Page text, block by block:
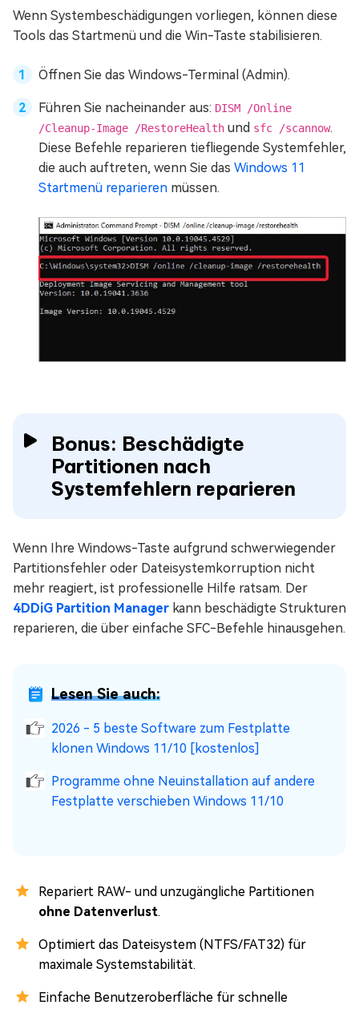
Wenn Systembeschädigungen vorliegen, können diese
Tools das Startmenü und die Win-Taste stabilisieren.
Öffnen Sie das Windows-Terminal (Admin).
Führen Sie nacheinander aus: DISM /Online
/Cleanup-Image /RestoreHealth und sfc /scannow.
Diese Befehle reparieren tiefliegende Systemfehler,
die auch auftreten, wenn Sie das Windows 11
Startmenü reparieren müssen.
Bonus: Beschädigte
Partitionen nach
Systemfehlern reparieren
Wenn Ihre Windows-Taste aufgrund schwerwiegender
Partitionsfehler oder Dateisystemkorruption nicht
mehr reagiert, ist professionelle Hilfe ratsam. Der
4DDiG Partition Manager kann beschädigte Strukturen
reparieren, die über einfache SFC-Befehle hinausgehen.
Lesen Sie auch:
2026 - 5 beste Software zum Festplatte
klonen Windows 11/10 [kostenlos]
Programme ohne Neuinstallation auf andere
Festplatte verschieben Windows 11/10
Repariert RAW- und unzugängliche Partitionen
ohne Datenverlust.
Optimiert das Dateisystem (NTFS/FAT32) für
maximale Systemstabilität.
Einfache Benutzeroberfläche für schnelle